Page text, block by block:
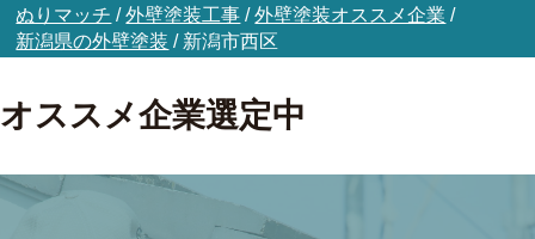
ぬりマッチ /外壁塗装工事 /外壁塗装オススメ企業 /
新潟県の外壁塗装 / 新潟市西区
オススメ企業選定中